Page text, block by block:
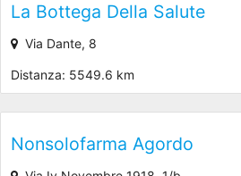
La Bottega Della Salute
Via Dante, 8
Distanza: 5549.6 km
Nonsolofarma Agordo